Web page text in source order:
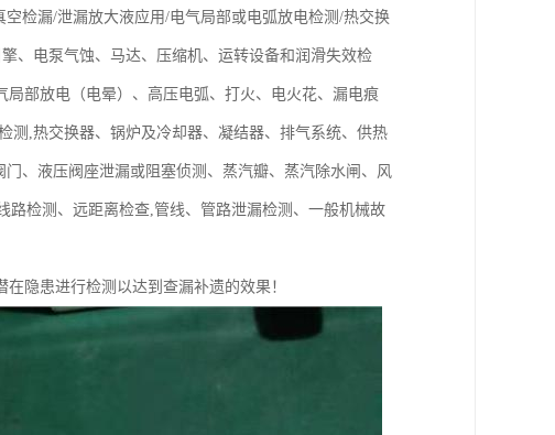
检漏/泄漏放大液应用/电气局部或电弧放电检测/热交换
、电泵气蚀、马达、压缩机、运转设备和润滑失效检
部放电（电晕）、高压电弧、打火、电火花、漏电痕
测,热交换器、锅炉及冷却器、凝结器、排气系统、供热
、液压阀座泄漏或阻塞侦测、蒸汽瓣、蒸汽除水闸、风
检测、远距离检查,管线、管路泄漏检测、一般机械故
隐患进行检测以达到查漏补遗的效果！